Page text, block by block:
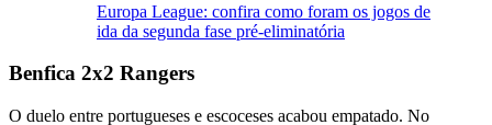
Europa League: confira como foram os jogos de
ida da segunda fase pré-eliminatória
Benfica 2x2 Rangers
O duelo entre portugueses e escoceses acabou empatado. No